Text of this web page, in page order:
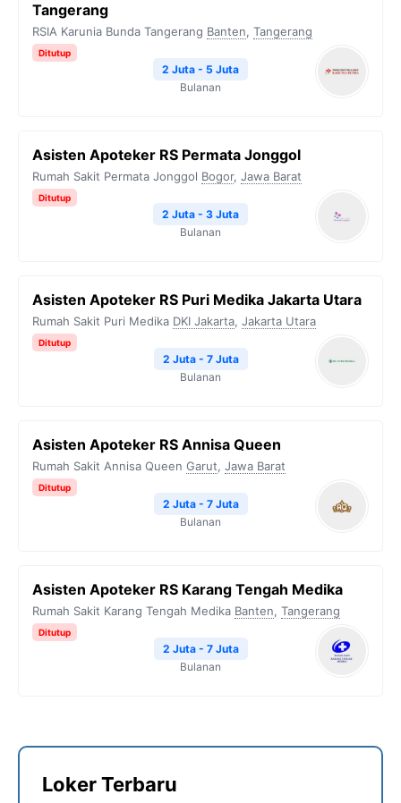
Tangerang
RSIA Karunia Bunda Tangerang Banten, Tangerang
Ditutup
2 Juta - 5 Juta
Bulanan
Asisten Apoteker RS Permata Jonggol
Rumah Sakit Permata Jonggol Bogor, Jawa Barat
Ditutup
2 Juta - 3 Juta
Bulanan
Asisten Apoteker RS Puri Medika Jakarta Utara
Rumah Sakit Puri Medika DKI Jakarta, Jakarta Utara
Ditutup
2 Juta - 7 Juta
Bulanan
Asisten Apoteker RS Annisa Queen
Rumah Sakit Annisa Queen Garut, Jawa Barat
Ditutup
2 Juta - 7 Juta
Bulanan
Asisten Apoteker RS Karang Tengah Medika
Rumah Sakit Karang Tengah Medika Banten, Tangerang
Ditutup
2 Juta - 7 Juta
Bulanan
Loker Terbaru